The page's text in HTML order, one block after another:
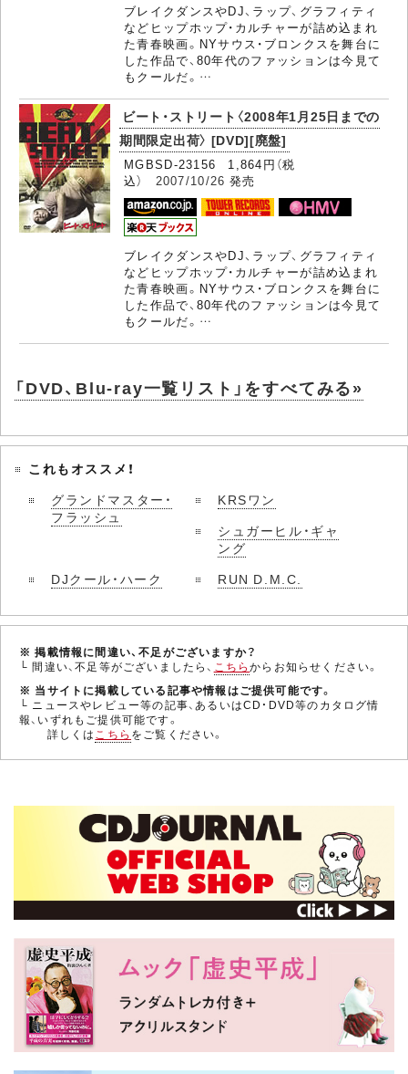
ブレイクダンスやDJ、ラップ、グラフィティ
などヒップホップ・カルチャーが詰め込まれ
た青春映画。NYサウス・ブロンクスを舞台に
した作品で、80年代のファッションは今見て
もクールだ。…
ビート・ストリート〈2008年1月25日までの
期間限定出荷〉 [DVD][廃盤]
MGBSD-23156 1,864円（税
込） 2007/10/26 発売
ブレイクダンスやDJ、ラップ、グラフィティ
などヒップホップ・カルチャーが詰め込まれ
た青春映画。NYサウス・ブロンクスを舞台に
した作品で、80年代のファッションは今見て
もクールだ。…
「DVD、Blu-ray一覧リスト」をすべてみる»
これもオススメ！
グランドマスター・
フラッシュ
KRSワン
シュガーヒル・ギャ
ング
DJクール・ハーク
RUN D.M.C.
※ 掲載情報に間違い、不足がございますか？
└ 間違い、不足等がございましたら、 こちらからお知らせください。
※ 当サイトに掲載している記事や情報はご提供可能です。
└ ニュースやレビュー等の記事、あるいはCD・DVD等のカタログ情
報、いずれもご提供可能です。
詳しくはこちら をご覧ください。